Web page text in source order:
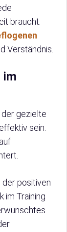
braucht.
Verständnis.
im
der gezielte
sein.
positiven
im Training